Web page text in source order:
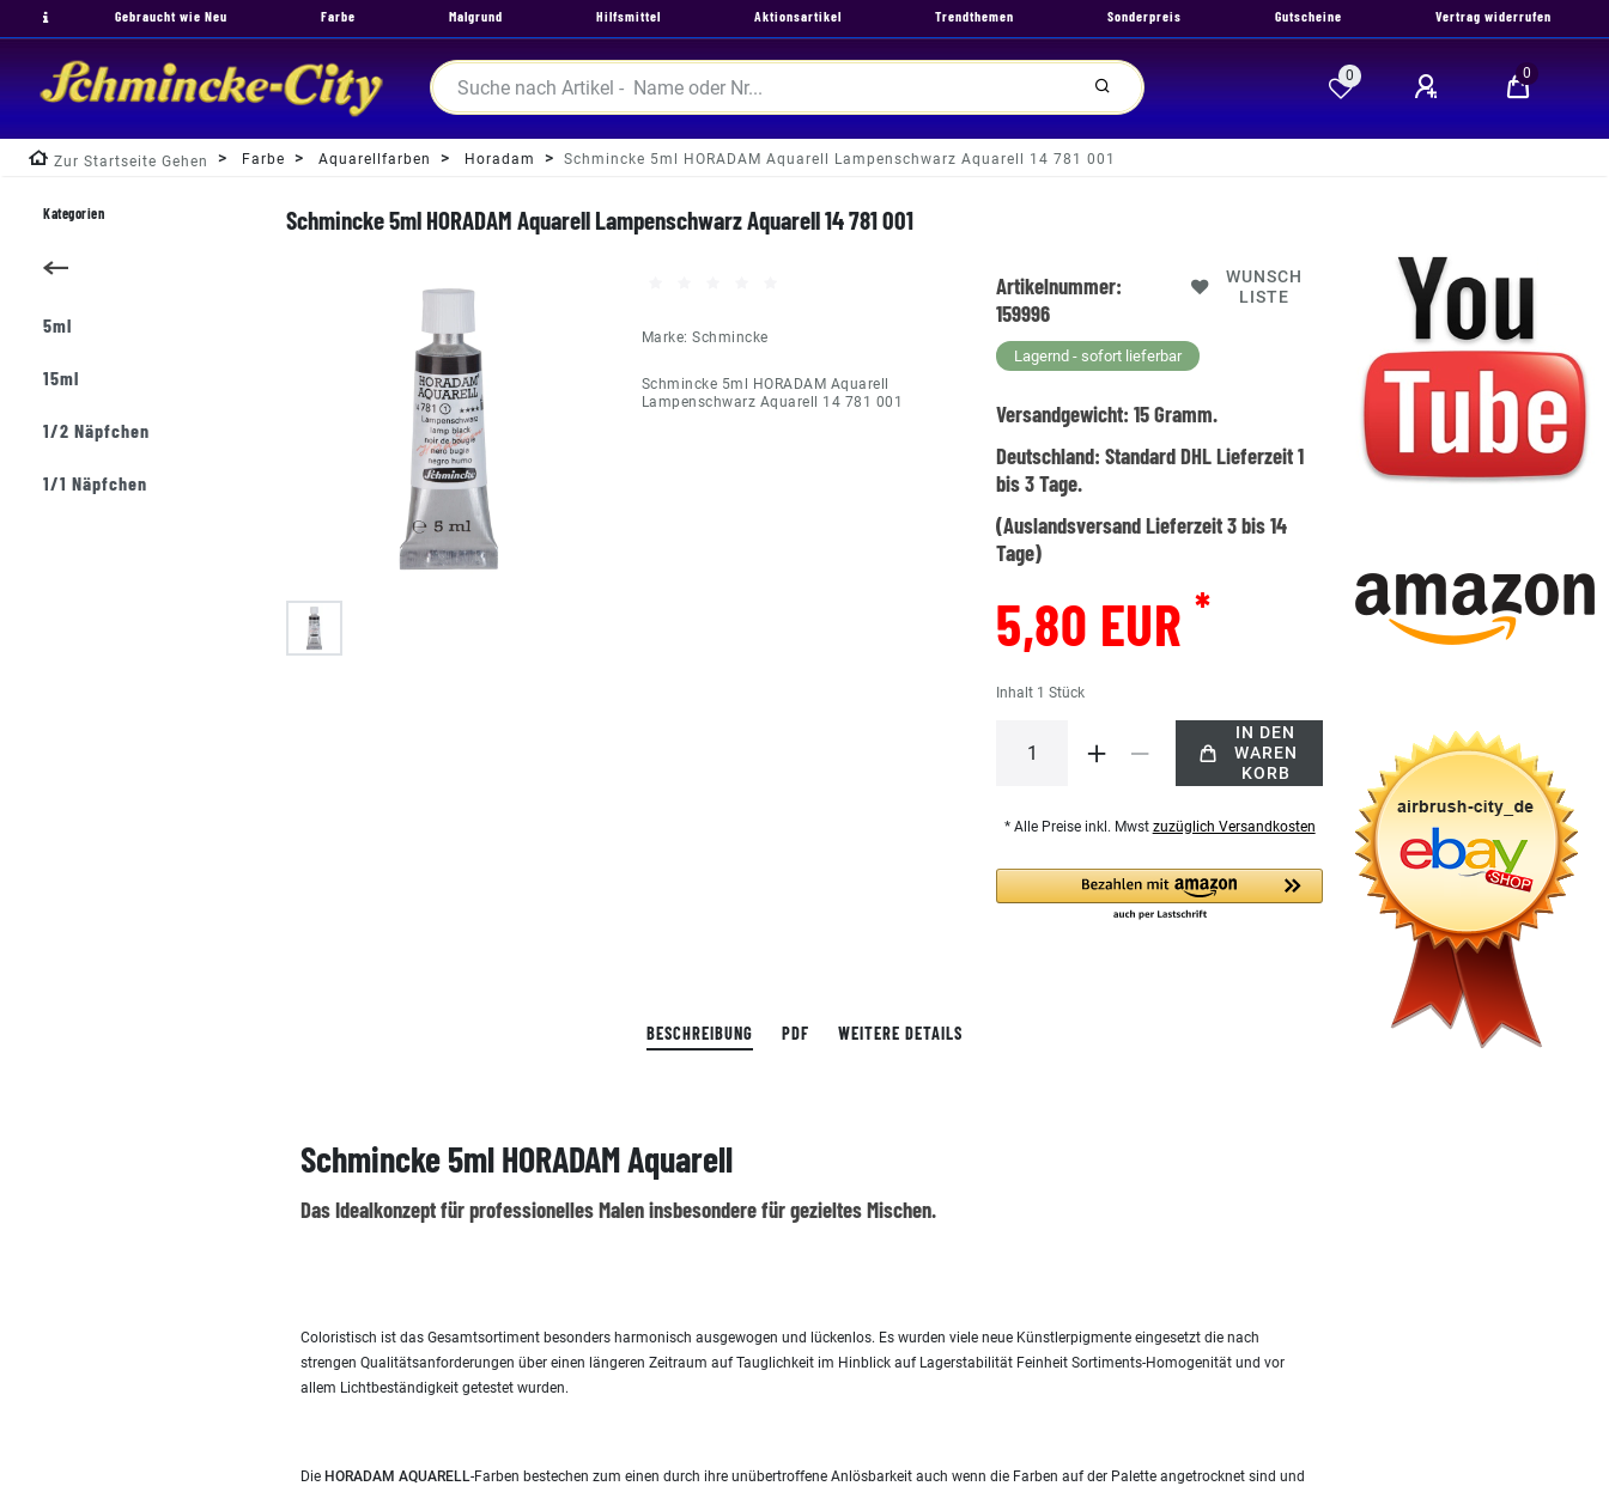
Gebraucht wie Neu Farbe Malgrund Hilfsmittel Aktionsartikel Trendthemen Sonderpreis Gutscheine Vertrag widerrufen
0 0
Zur Startseite Gehen Farbe Aquarellfarben Horadam Schmincke 5ml HORADAM Aquarell Lampenschwarz Aquarell 14 781 001
Schmincke 5ml HORADAM Aquarell Lampenschwarz Aquarell 14 781 001
Marke:Schmincke
Schmincke 5ml HORADAM Aquarell
Lampenschwarz Aquarell 14 781 001
Artikelnummer:
159996
WUNSCH
LISTE
Lagernd - sofort lieferbar
Versandgewicht:15Gramm.
Deutschland:Standard DHL Lieferzeit 1
bis 3 Tage.
(Auslandsversand Lieferzeit 3 bis 14
Tage)
5,80 EUR *
Inhalt 1Stück
IN DEN
WAREN
KORB
* Alle Preise inkl. Mwst zuzüglich Versandkosten
BESCHREIBUNG PDF WEITERE DETAILS
Schmincke 5ml HORADAM Aquarell
Das Idealkonzept für professionelles Malen insbesondere für gezieltes Mischen.
Coloristisch ist das Gesamtsortiment besonders harmonisch ausgewogen und lückenlos. Es wurden viele neue Künstlerpigmente eingesetzt die nach
strengen Qualitätsanforderungen über einen längeren Zeitraum auf Tauglichkeit im Hinblick auf Lagerstabilität Feinheit Sortiments-Homogenität und vor
allem Lichtbeständigkeit getestet wurden.
Die HORADAM AQUARELL-Farben bestechen zum einen durch ihre unübertroffene Anlösbarkeit auch wenn die Farben auf der Palette angetrocknet sind und
Kategorien
5ml
15ml
1/2 Näpfchen
1/1 Näpfchen